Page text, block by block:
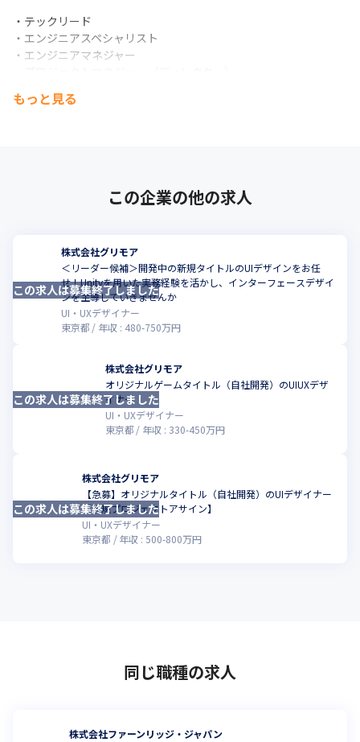
・テックリード
・エンジニアスペシャリスト
・エンジニアマネジャー
もっと見る
この企業の他の求人
株式会社グリモア
＜リーダー候補＞開発中の新規タイトルのUIデザインをお任
せ！Unityを用いた実務経験を活かし、インターフェースデザイ
ンを主導していきませんか
UI・UXデザイナー
東京都
年収 : 480-750万円
この求人は募集終了しました
株式会社グリモア
オリジナルゲームタイトル（自社開発）のUIUXデザ
イナー
UI・UXデザイナー
東京都
年収 : 330-450万円
この求人は募集終了しました
株式会社グリモア
【急募】オリジナルタイトル（自社開発）のUIデザイナー
【新規プロジェクトアサイン】
UI・UXデザイナー
東京都
年収 :500-800万円
この求人は募集終了しました
同じ職種の求人
株式会社ファーンリッジ・ジャパン